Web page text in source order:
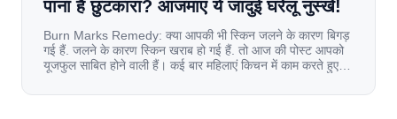
पाना है छुटकारा? आजमाएं ये जादुई घरेलू नुस्खे!
Burn Marks Remedy: क्या आपकी भी स्किन जलने के कारण बिगड़
गई हैं. जलने के कारण स्किन खराब हो गई हैं. तो आज की पोस्ट आपको
यूजफुल साबित होने वाली हैं। कई बार महिलाएं किचन में काम करते हुए
[…]